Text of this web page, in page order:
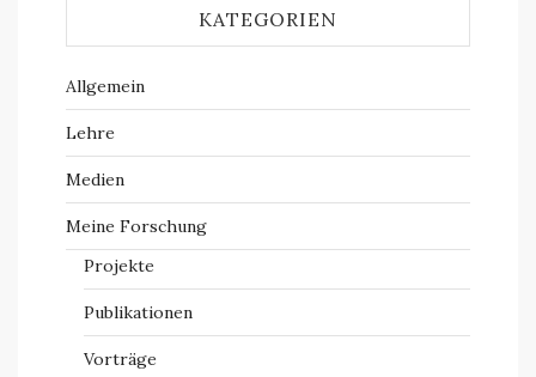
KATEGORIEN
Allgemein
Lehre
Medien
Meine Forschung
Projekte
Publikationen
Vorträge